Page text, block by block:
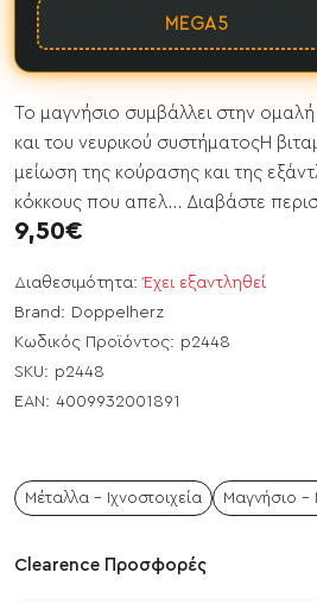
Διαθεσιμότητα: Έχει εξαντληθεί
Brand: Doppelherz
Κωδικός Προϊόντος: p2448
SKU: p2448
EAN: 4009932001891
9,50€
MEGA5
Το μαγνήσιο συμβάλλει στην
και του νευρικού συστήματοςΗ
μείωση της κούρασης και της
κόκκους που απελ... Διαβάστε
Μέταλλα - Ιχνοστοιχεία Μαγνήσιο -
Clearence Προσφορές